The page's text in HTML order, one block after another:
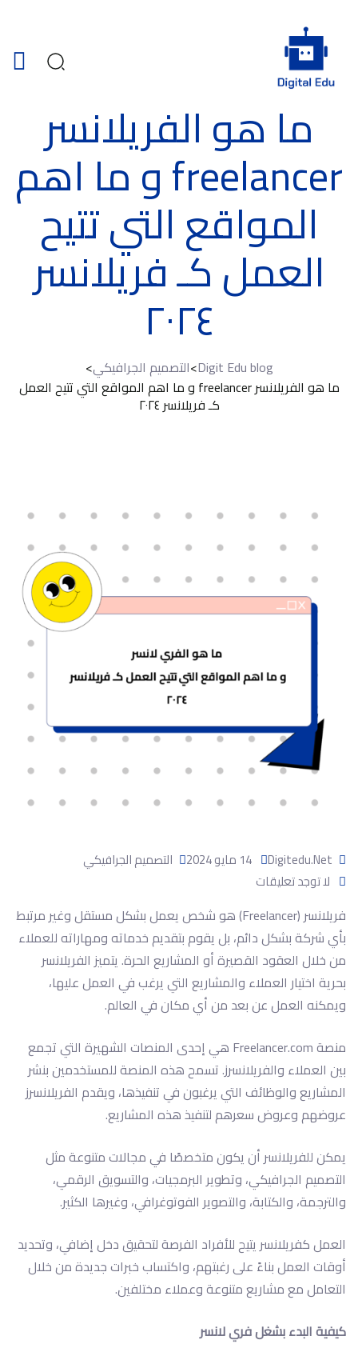
ما هو الفريلانسر
freelancer و ما اهم
المواقع التي تتيح
العمل كـ فريلانسر
٢٠٢٤
Digit Edu blog
>التصميم الجرافيكي>
ما هو الفريلانسر freelancer و ما اهم المواقع التي تتيح العمل
كـ فريلانسر ٢٠٢٤
Digitedu.net
التصميم الجرافيكي
لا توجد تعليقات
فريلانسر (Freelancer) هو شخص يعمل بشكل مستقل وغير مرتبط
بأي شركة بشكل دائم، بل يقوم بتقديم خدماته ومهاراته للعملاء
من خلال العقود القصيرة أو المشاريع الحرة. يتميز الفريلانسر
بحرية اختيار العملاء والمشاريع التي يرغب في العمل عليها،
ويمكنه العمل عن بعد من أي مكان في العالم.
منصة Freelancer.com هي إحدى المنصات الشهيرة التي تجمع
بين العملاء والفريلانسرز. تسمح هذه المنصة للمستخدمين بنشر
المشاريع والوظائف التي يرغبون في تنفيذها، ويقدم الفريلانسرز
عروضهم وعروض سعرهم لتنفيذ هذه المشاريع.
يمكن للفريلانسر أن يكون متخصصًا في مجالات متنوعة مثل
التصميم الجرافيكي، وتطوير البرمجيات، والتسويق الرقمي،
والترجمة، والكتابة، والتصوير الفوتوغرافي، وغيرها الكثير.
العمل كفريلانسر يتيح للأفراد الفرصة لتحقيق دخل إضافي، وتحديد
أوقات العمل بناءً على رغبتهم، واكتساب خبرات جديدة من خلال
التعامل مع مشاريع متنوعة وعملاء مختلفين.
كيفية البدء بشغل فري لانسر